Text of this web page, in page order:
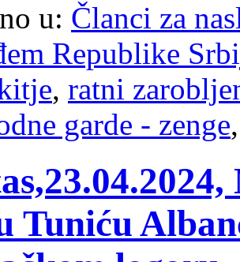
u: Članci za
Republike
, ratni
garde - zenge
Tuniću